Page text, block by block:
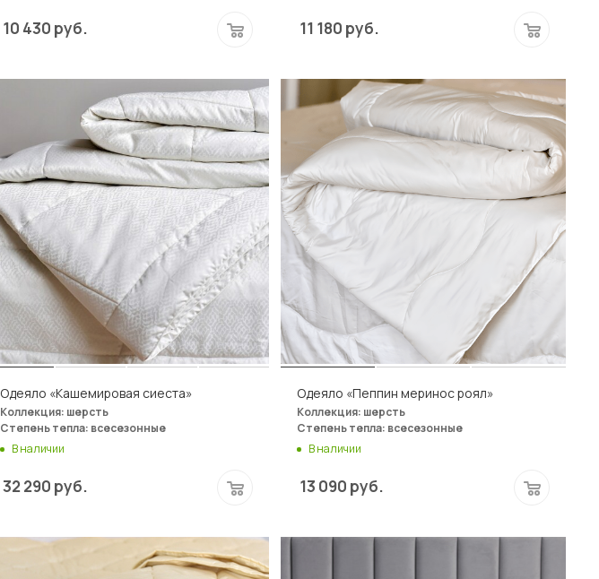
10 430 руб. 11 180 руб.
Одеяло «Кашемировая сиеста»
Коллекция: шерсть
Степень тепла: всесезонные
В наличии
32 290 руб.
Одеяло «Пеппин меринос роял»
Коллекция: шерсть
Степень тепла: всесезонные
В наличии
13 090 руб.